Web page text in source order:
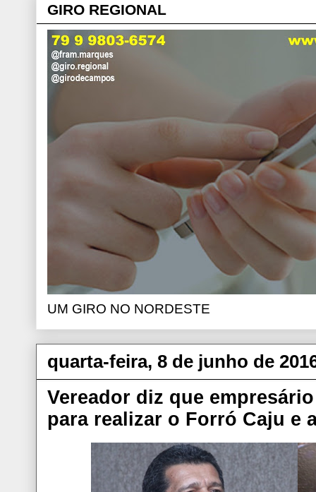
GIRO REGIONAL
UM GIRO NO NORDESTE
quarta-feira, 8 de junho de
Vereador diz que
para realizar o Forró Caju e